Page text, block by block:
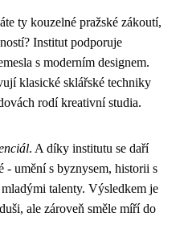
ty kouzelné pražské zákoutí,
Institut podporuje
s moderním designem.
klasické sklářské techniky
rodí kreativní studia.
. A díky institutu se daří
- umění s byznysem, historii s
talenty. Výsledkem je
ale zároveň směle míří do